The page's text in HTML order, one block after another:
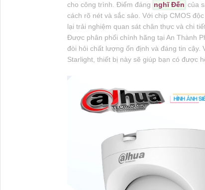
cho công trình. Điểm đáng nghĩ Đến của
cách rõ nét và sắc sảo. Với chip CMOS
lại trải nghiệm quan sát chân thực và chi
Được phân phối chính hãng tại An Thành
đòi hỏi chất lượng ổn định và đáng tin
Starlight, thiết bị này sẽ giúp bạn có được